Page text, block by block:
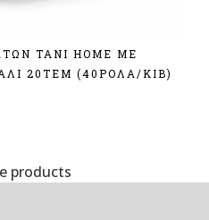
TANI HOME ΜΕ
20ΤΕΜ (40ΡΟΛΑ/ΚΙΒ)
products